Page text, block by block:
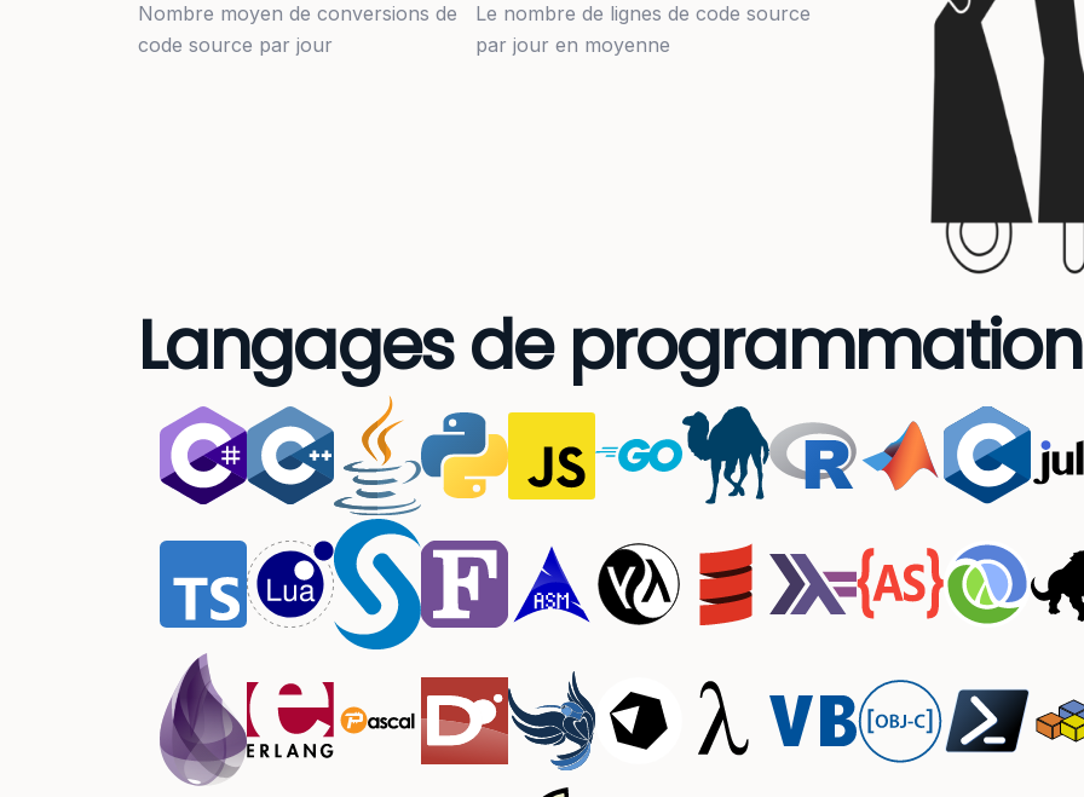
Nombre moyen de conversions de
code source par jour
Le nombre de lignes de code source
par jour en moyenne
Langages de programmation